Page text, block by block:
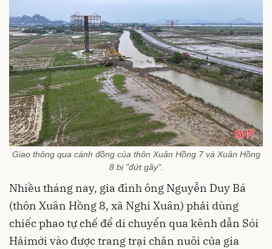
Giao thông qua cánh đồng của thôn Xuân Hồng 7 và Xuân Hồng
8 bị "đứt gãy".
Nhiều tháng nay, gia đình ông Nguyễn Duy Bá
(thôn Xuân Hồng 8, xã Nghi Xuân) phải dùng
chiếc phao tự chế để di chuyển qua kênh dẫn Sói
Hảimới vào được trang trại chăn nuôi của gia